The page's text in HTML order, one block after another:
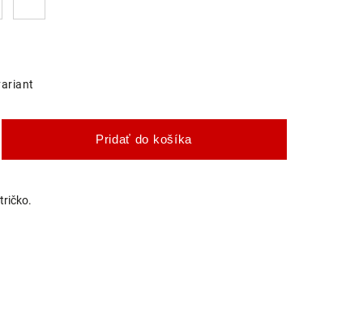
Pridať do košíka